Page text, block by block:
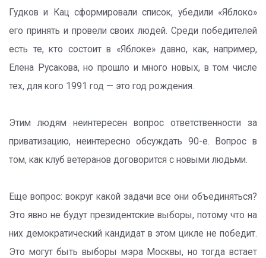
Гудков и Кац сформировали список, убедили «Яблоко»
его принять и провели своих людей. Среди победителей
есть те, кто состоит в «Яблоке» давно, как, например,
Елена Русакова, но прошло и много новых, в том числе
тех, для кого 1991 год — это год рождения.
Этим людям неинтересен вопрос ответственности за
приватизацию, неинтересно обсуждать 90-е. Вопрос в
том, как клуб ветеранов договорится с новыми людьми.
Еще вопрос: вокруг какой задачи все они объединяться?
Это явно не будут президентские выборы, потому что на
них демократический кандидат в этом цикле не победит.
Это могут быть выборы мэра Москвы, но тогда встает